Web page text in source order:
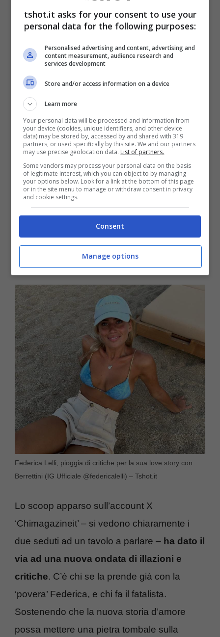
nuova tempesta è in arrivo
Da quando il settimanale ‘Chi’ ha diffuso le
foto della nuova fiamma del tennista
Federica Lelli, romana 26enne già nota per
esser stata la fidanzata del cantante Ultimo
dal 2017 al 2019) i curiosi si sono scatenati
nei più disparati commenti. C’è perfino chi,
forse fingendo di non aver saputo, ha
accusato Matteo di esser ‘passato’ da
Melissa a Federica nel giro di poche
settimane quando invece,almeno in via
, sarebbero passati diversi mesi
dalla fine della vecchia storia all’inizio della
Federica Lelli, pioggia di critiche per la sua love story con
Berrettini (IG Ufficiale @federicalelli) – Tshot.it
Lo scoop apparso sull’account X
‘Chimagazineit’ – si vedono chiaramente i
due seduti ad un tavolo a parlare – ha dato il
via ad una nuova ondata di illazioni e
critiche. C’è chi se la prende già con la
‘povera’ Federica, e chi fa il fatalista.
Sostenendo che la nuova storia d’amore
possa mettere una pietra tombale sulla
tshot.it asks for your consent to use your
personal data for the following purposes:
Personalised advertising and content, advertising and
content measurement, audience research and
services development
Store and/or access information on a device
Learn more
Your personal data will be processed and information from
your device (cookies, unique identifiers, and other device
data) may be stored by, accessed by and shared with 319
partners, or used specifically by this site. We and our partners
may use precise geolocation data. List of partners.
Some vendors may process your personal data on the basis
of legitimate interest, which you can object to by managing
your options below. Look for a link at the bottom of this page
or in the site menu to manage or withdraw consent in privacy
and cookie settings.
Consent
Manage options